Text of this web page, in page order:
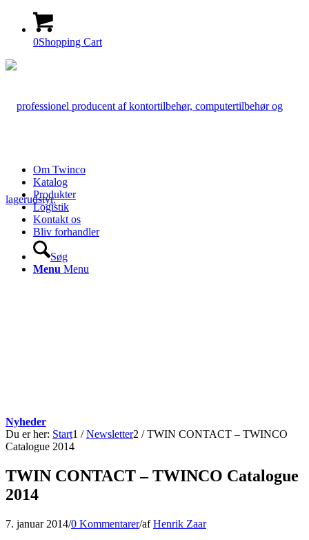
0Shopping Cart
Om Twinco
Katalog
Produkter
Logistik
Kontakt os
Bliv forhandler
Søg
Menu Menu
Nyheder
Du er her: Start1 / Newsletter2 / TWIN CONTACT – TWINCO
Catalogue 2014
TWIN CONTACT – TWINCO Catalogue
2014
7. januar 2014/0 Kommentarer/afHenrik Zaar